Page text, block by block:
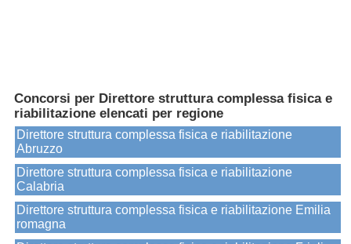
Concorsi per Direttore struttura complessa fisica e
riabilitazione elencati per regione
Direttore struttura complessa fisica e riabilitazione
Abruzzo
Direttore struttura complessa fisica e riabilitazione
Calabria
Direttore struttura complessa fisica e riabilitazione Emilia
romagna